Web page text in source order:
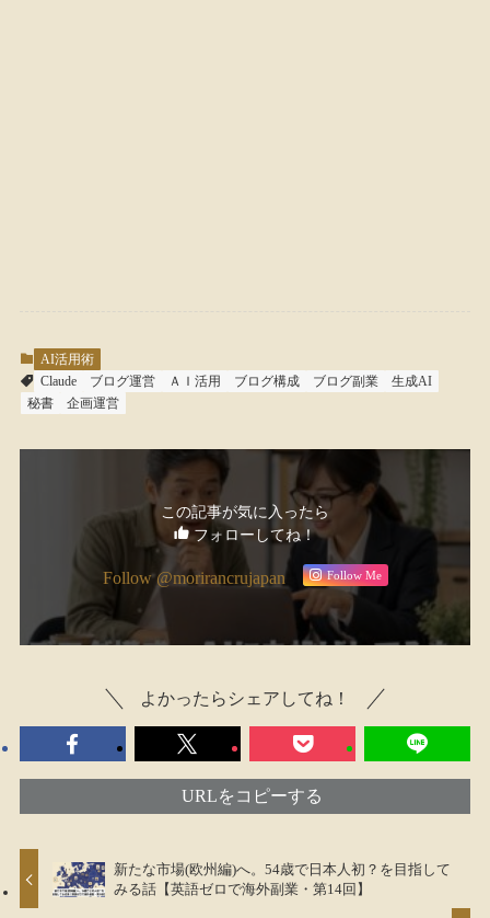
AI活用術
Claude
ブログ運営 ＡＩ活用 ブログ構成 ブログ副業
生成AI
秘書
企画運営
この記事が気に入ったら
フォローしてね！
Follow @morirancrujapan Follow Me
よかったらシェアしてね！
URLをコピーする
新たな市場(欧州編)へ。54歳で日本人初？を目指して
みる話【英語ゼロで海外副業・第14回】